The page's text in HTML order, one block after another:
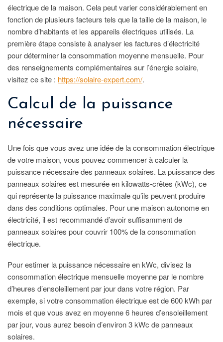
électrique de la maison. Cela peut varier considérablement en
fonction de plusieurs facteurs tels que la taille de la maison, le
nombre d’habitants et les appareils électriques utilisés. La
première étape consiste à analyser les factures d’électricité
pour déterminer la consommation moyenne mensuelle. Pour
des renseignements complémentaires sur l’énergie solaire,
visitez ce site : https://solaire-expert.com/.
Calcul de la puissance
nécessaire
Une fois que vous avez une idée de la consommation électrique
de votre maison, vous pouvez commencer à calculer la
puissance nécessaire des panneaux solaires. La puissance des
panneaux solaires est mesurée en kilowatts-crêtes (kWc), ce
qui représente la puissance maximale qu’ils peuvent produire
dans des conditions optimales. Pour une maison autonome en
électricité, il est recommandé d’avoir suffisamment de
panneaux solaires pour couvrir 100% de la consommation
électrique.
Pour estimer la puissance nécessaire en kWc, divisez la
consommation électrique mensuelle moyenne par le nombre
d’heures d’ensoleillement par jour dans votre région. Par
exemple, si votre consommation électrique est de 600 kWh par
mois et que vous avez en moyenne 6 heures d’ensoleillement
par jour, vous aurez besoin d’environ 3 kWc de panneaux
solaires.